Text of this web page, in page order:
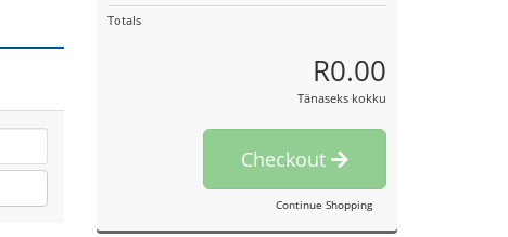
Totals
R0.00
Tänaseks kokku
Checkout
Continue Shopping